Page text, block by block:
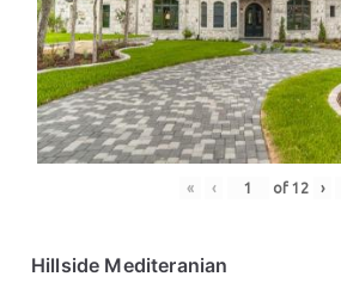
« ‹ of12 ›
Hillside Mediteranian